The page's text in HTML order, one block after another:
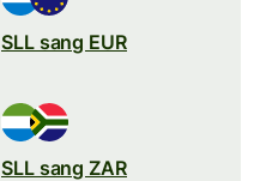
SLL sang EUR
SLL sang ZAR